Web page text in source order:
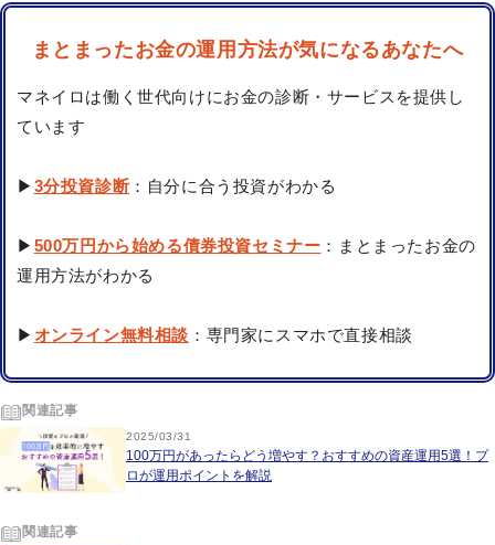
まとまったお金の運用方法が気になるあなたへ
マネイロは働く世代向けにお金の診断・サービスを提供し
ています
▶ 3分投資診断：自分に合う投資がわかる
▶ 500万円から始める債券投資セミナー ：まとまったお金の
運用方法がわかる
▶ オンライン無料相談 ：専門家にスマホで直接相談
関連記事
2025/03/31
100万円があったらどう増やす？おすすめの資産運用5選！プ
ロが運用ポイントを解説
関連記事